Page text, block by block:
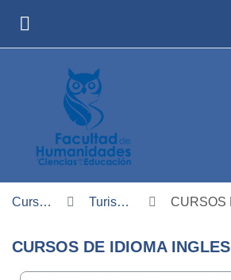
Cursos Turismo
CURSOS DE IDIOMA INGLES